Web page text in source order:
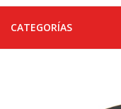
CATEGORÍAS